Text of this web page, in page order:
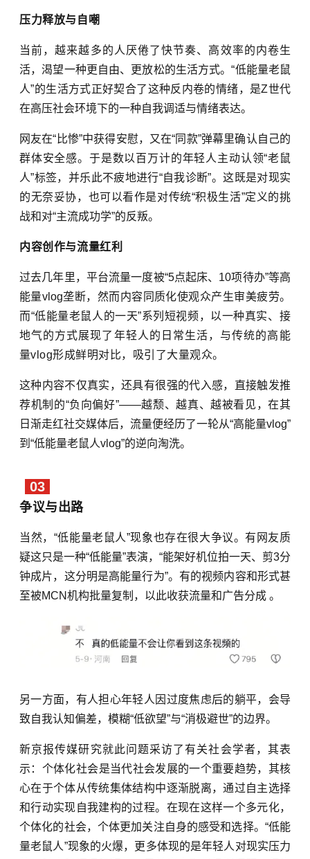
压力释放与自嘲
当前，越来越多的人厌倦了快节奏、高效率的内卷生
活，渴望一种更自由、更放松的生活方式。“低能量老鼠
人”的生活方式正好契合了这种反内卷的情绪，是Z世代
在高压社会环境下的一种自我调适与情绪表达。
网友在“比惨”中获得安慰，又在“同款”弹幕里确认自己的
群体安全感。 于是数以百万计的年轻人主动认领“老鼠
人”标签， 并乐此不疲地进行“自我诊断”。这既是对现实
的无奈妥协，也可以看作是对传统“积极生活”定义的挑
战和对“主流成功学”的反叛。
内容创作与流量红利
过去几年里，平台流量一度被“5点起床、10项待办”等高
能量vlog垄断，然而内容同质化使观众产生审美疲劳。
而“低能量老鼠人的一天”系列短视频，以一种真实、接
地气的方式展现了年轻人的日常生活，与传统的高能
量vlog形成鲜明对比，吸引了大量观众。
这种内容不仅真实，还具有很强的代入感，直接触发推
荐机制的“负向偏好”——越颓、越真、越被看见，在其
日渐走红社交媒体后，流量便经历了一轮从“高能量vlog”
到“低能量老鼠人vlog”的逆向淘洗。
03
争议与出路
当然，“低能量老鼠人”现象也存在很大争议。有网友质
疑这只是一种“低能量”表演， “能架好机位拍一天、剪3分
钟成片，这分明是高能量行为”。有的视频内容和形式甚
至被MCN机构批量复制，以此收获流量和广告分成 。
另一方面，有人担心年轻人因过度焦虑后的躺平，会导
致自我认知偏差，模糊“低欲望”与“消极避世”的边界。
新京报传媒研究就此问题采访了有关社会学者，其表
示：个体化社会‌是当代社会发展的一个重要趋势，其核
心在于个体从传统集体结构中逐渐脱离，通过自主选择
和行动实现自我建构的过程。在现在这样一个多元化，
个体化的社会，个体更加关注自身的感受和选择。“低能
量老鼠人”现象的火爆，更多体现的是年轻人对现实压力